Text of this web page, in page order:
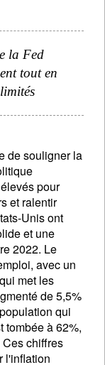
la Fed
tout en
de souligner la
pour
et ralentir
Unis ont
et une
2022. Le
avec un
met les
de 5,5%
qui
tombée à 62%,
chiffres
l'inflation